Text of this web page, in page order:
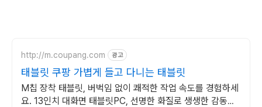
http://m.coupang.com 광고
태블릿 쿠팡 가볍게 들고 다니는 태블릿
M칩 장착 태블릿, 버벅임 없이 쾌적한 작업 속도를 경험하세
요. 13인치 대화면 태블릿PC, 선명한 화질로 생생한 감동을